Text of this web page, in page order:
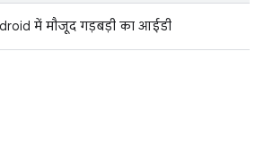
में मौजूद गड़बड़ी का आईडी